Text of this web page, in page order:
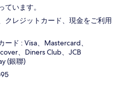
います。
クレジットカード、現金をご利用
ド : Visa、Mastercard、
、Diners Club、JCB
(銀聯)